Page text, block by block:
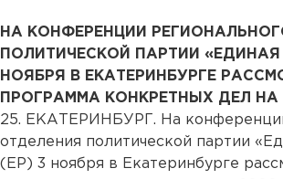
НА КОНФЕРЕНЦИИ
ПОЛИТИЧЕСКОЙ ПАРТИИ «ЕДИНАЯ
НОЯБРЯ В ЕКАТЕРИНБУРГЕ
ПРОГРАММА КОНКРЕТНЫХ ДЕЛ НА
25. ЕКАТЕРИНБУРГ. На
отделения политической партии
(ЕР) 3 ноября в Екатеринбурге